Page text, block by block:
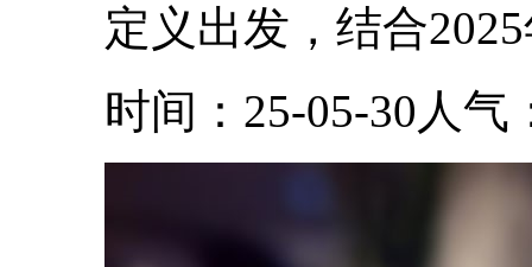
定义出发，结合
时间：25-05-30 人气